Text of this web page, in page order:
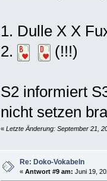
1. Dulle X X
2.
(!!!)
S2 informiert
nicht setzen
« Letzte Änderung: September 21,
Re: Doko-Vokabeln
« Antwort #9 am: Juni 19,